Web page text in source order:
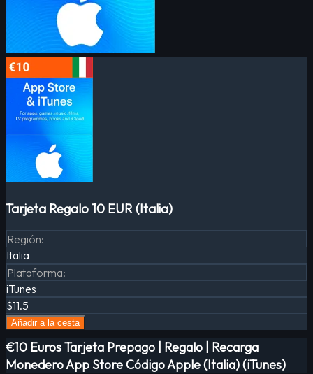
Tarjeta Regalo 10 EUR (Italia)
Región:
Italia
Plataforma:
iTunes
$11.5
Añadir a la cesta
€10 Euros Tarjeta Prepago | Regalo | Recarga
Monedero App Store Código Apple (Italia) (iTunes)